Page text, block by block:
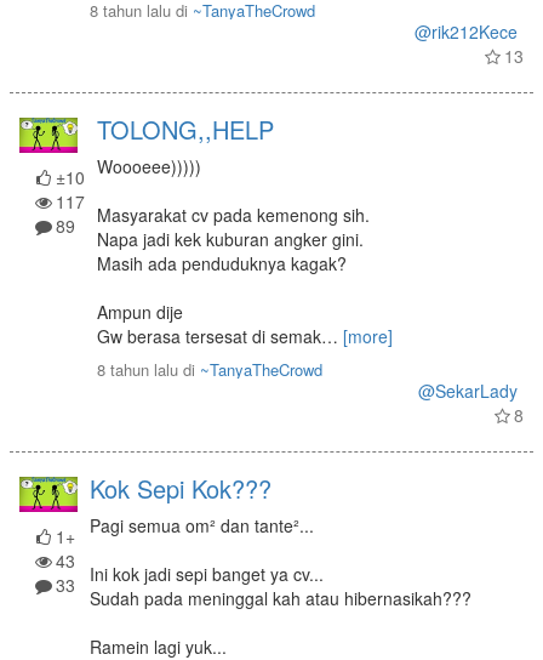
8 tahun lalu di ~TanyaTheCrowd
@rik212Kece
13
±10
117
89
TOLONG,,HELP
Woooeee)))))
Masyarakat cv pada kemenong sih.
Napa jadi kek kuburan angker gini.
Masih ada penduduknya kagak?
Ampun dije
Gw berasa tersesat di semak… [more]
8 tahun laludi ~TanyaTheCrowd
@SekarLady
8
1+
43
33
Kok Sepi Kok???
Pagi semua om² dan tante²...
Ini kok jadi sepi banget ya cv...
Sudah pada meninggal kah atau hibernasikah???
Ramein lagi yuk...